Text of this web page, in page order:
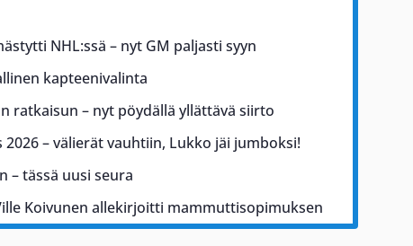
NHL:ssä – nyt GM paljasti syyn
kapteenivalinta
ratkaisun – nyt pöydällä yllättävä siirto
2026 – välierät vauhtiin, Lukko jäi jumboksi!
– tässä uusi seura
Koivunen allekirjoitti mammuttisopimuksen